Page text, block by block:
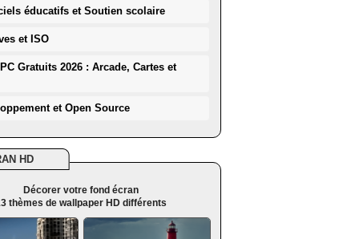
éducatifs et Soutien scolaire
et ISO
Gratuits 2026 : Arcade, Cartes et
et Open Source
HD
Décorer votre fond écran
thèmes de wallpaper HD différents